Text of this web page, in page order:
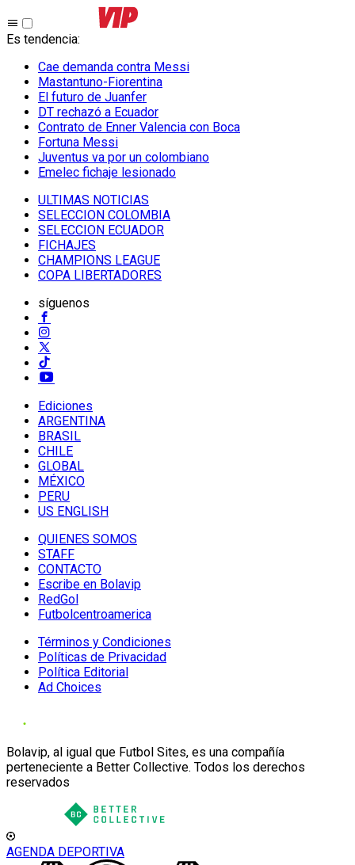
Es tendencia:
Cae demanda contra Messi
Mastantuno-Fiorentina
El futuro de Juanfer
DT rechazó a Ecuador
Contrato de Enner Valencia con Boca
Fortuna Messi
Juventus va por un colombiano
Emelec fichaje lesionado
ULTIMAS NOTICIAS
SELECCION COLOMBIA
SELECCION ECUADOR
FICHAJES
CHAMPIONS LEAGUE
COPA LIBERTADORES
síguenos
Ediciones
ARGENTINA
BRASIL
CHILE
GLOBAL
MÉXICO
PERU
US ENGLISH
QUIENES SOMOS
STAFF
CONTACTO
Escribe en Bolavip
RedGol
Futbolcentroamerica
Términos y Condiciones
Políticas de Privacidad
Política Editorial
Ad Choices
Bolavip, al igual que Futbol Sites, es una compañía
perteneciente a Better Collective. Todos los derechos
reservados
AGENDA DEPORTIVA